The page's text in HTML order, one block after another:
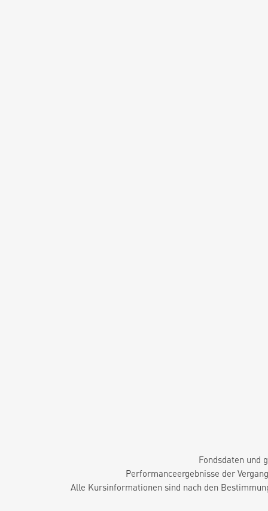
Fondsdaten und
Performanceergebnisse der
Alle Kursinformationen sind nach den